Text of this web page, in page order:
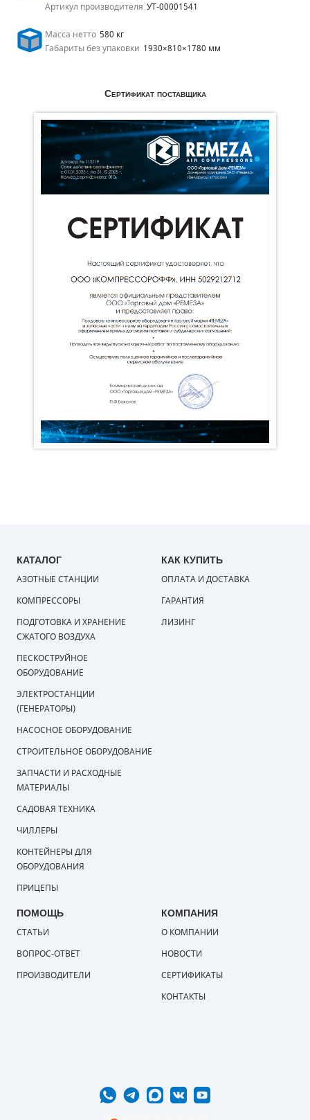
Артикул производителя УТ-00001541
Масса нетто 580 кг
Габариты без упаковки 1930×810×1780 мм
Сертификат поставщика
КАТАЛОГ
АЗОТНЫЕ СТАНЦИИ
КОМПРЕССОРЫ
ПОДГОТОВКА И ХРАНЕНИЕ
СЖАТОГО ВОЗДУХА
ПЕСКОСТРУЙНОЕ
ОБОРУДОВАНИЕ
ЭЛЕКТРОСТАНЦИИ
(ГЕНЕРАТОРЫ)
НАСОСНОЕ ОБОРУДОВАНИЕ
СТРОИТЕЛЬНОЕ ОБОРУДОВАНИЕ
ЗАПЧАСТИ И РАСХОДНЫЕ
МАТЕРИАЛЫ
САДОВАЯ ТЕХНИКА
ЧИЛЛЕРЫ
КОНТЕЙНЕРЫ ДЛЯ
ОБОРУДОВАНИЯ
ПРИЦЕПЫ
КАК КУПИТЬ
ОПЛАТА И ДОСТАВКА
ГАРАНТИЯ
ЛИЗИНГ
ПОМОЩЬ
СТАТЬИ
ВОПРОС-ОТВЕТ
ПРОИЗВОДИТЕЛИ
КОМПАНИЯ
О КОМПАНИИ
НОВОСТИ
СЕРТИФИКАТЫ
КОНТАКТЫ